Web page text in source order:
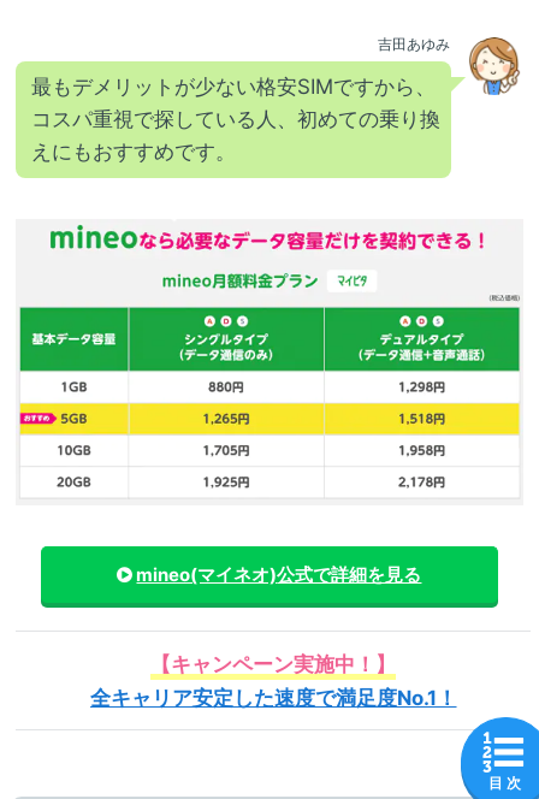
吉田あゆみ
最もデメリットが少ない格安SIMですから、
コスパ重視で探している人、初めての乗り換
えにもおすすめです。
mineo(マイネオ)公式で詳細を見る
【キャンペーン実施中！】
全キャリア安定した速度で満足度No.1！
目 次